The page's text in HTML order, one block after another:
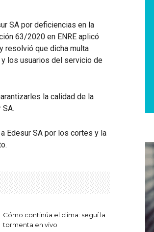
SA por deficiencias en la
63/2020 en ENRE aplicó
resolvió que dicha multa
los usuarios del servicio de
la calidad de la
Edesur SA por los cortes y la
Cómo continúa el clima: seguí la
tormenta en vivo